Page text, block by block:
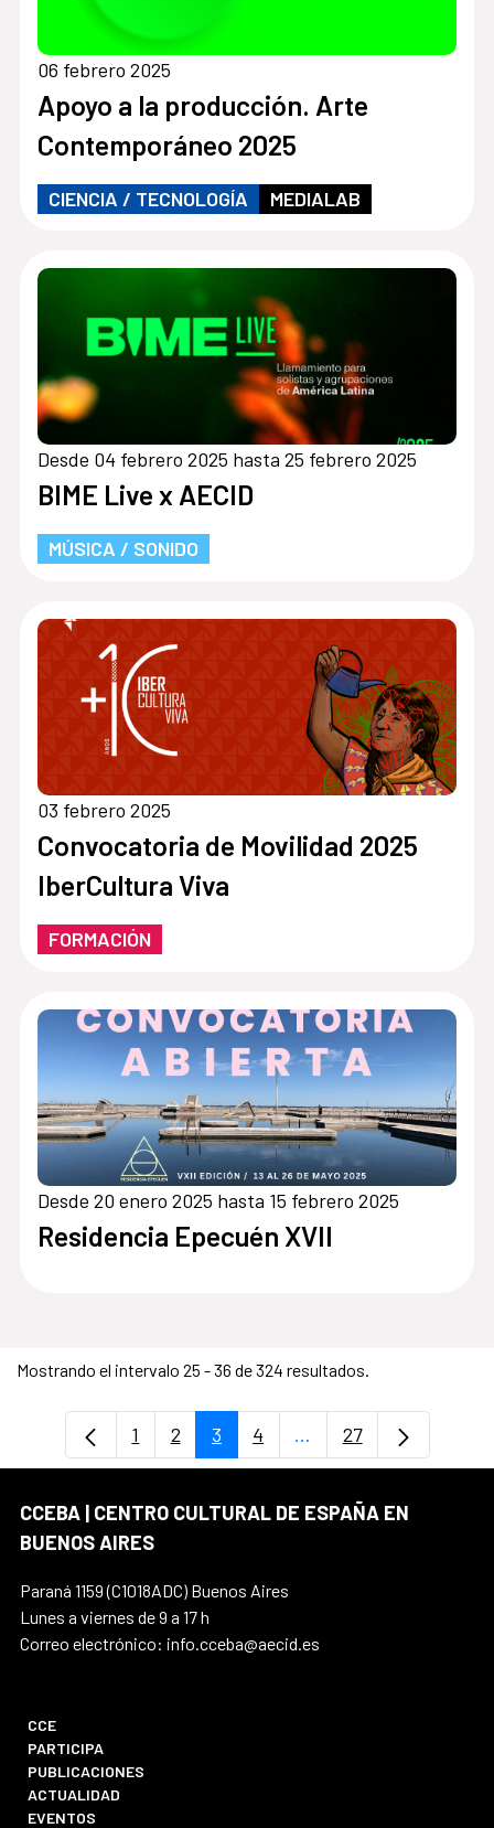
06 febrero 2025
Apoyo a la producción. Arte
Contemporáneo 2025
CIENCIA / TECNOLOGÍA MEDIALAB
Desde 04 febrero 2025 hasta 25 febrero 2025
BIME Live x AECID
MÚSICA / SONIDO
03 febrero 2025
Convocatoria de Movilidad 2025
IberCultura Viva
FORMACIÓN
Desde 20 enero 2025 hasta 15 febrero 2025
Residencia Epecuén XVII
Mostrando el intervalo 25 - 36 de 324 resultados.
Página
1 Página
2 Página
3 Página
4 ...Páginas intermedias
Página
27
CCEBA | CENTRO CULTURAL DE ESPAÑA EN
BUENOS AIRES
Paraná 1159 (C1018ADC) Buenos Aires
Lunes a viernes de 9 a 17 h
Correo electrónico: info.cceba@aecid.es
CCE
PARTICIPA
PUBLICACIONES
ACTUALIDAD
EVENTOS